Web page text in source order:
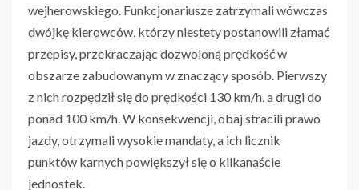
wejherowskiego. Funkcjonariusze zatrzymali wówczas
dwójkę kierowców, którzy niestety postanowili złamać
przepisy, przekraczając dozwoloną prędkość w
obszarze zabudowanym w znaczący sposób. Pierwszy
z nich rozpędził się do prędkości 130 km/h, a drugi do
ponad 100 km/h. W konsekwencji, obaj stracili prawo
jazdy, otrzymali wysokie mandaty, a ich licznik
punktów karnych powiększył się o kilkanaście
jednostek.